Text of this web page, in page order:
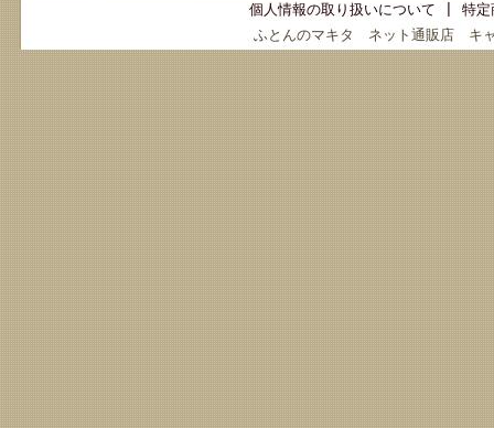
個人情報の取り扱いについて
特定
ふとんのマキタ ネット通販店 キ